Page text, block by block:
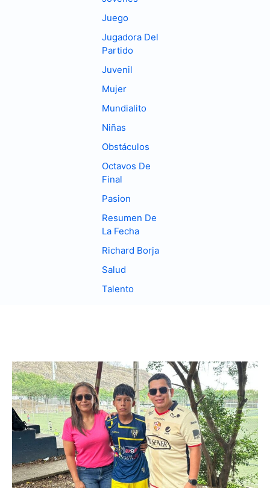
Juego
Jugadora Del
Partido
Juvenil
Mujer
Mundialito
Niñas
Obstáculos
Octavos De
Final
Pasion
Resumen De
La Fecha
Richard Borja
Salud
Talento